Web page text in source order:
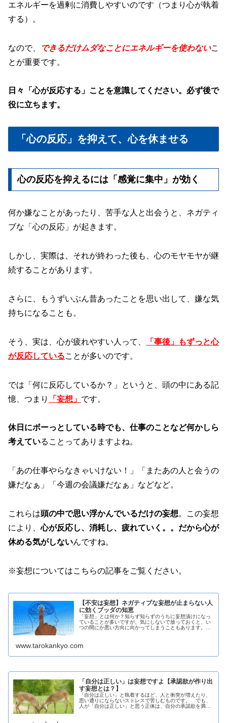
エネルギーを過剰に消費しやすいのです（つまり心が執着
する）。
なので、 できるだけムダなことにエネルギーを使わないこ
とが重要です。
日々「心が反応する」ことを意識してください。必ず後で
役に立ちます。
「心の反応」を抑えて、心を休ませる
心の反応を抑えるには「感覚に集中」が効く
何か嫌なことがあったり、苦手な人と出会うと、ネガティ
ブな「心の反応」が起きます。
しかし、実際は、それが終わった後も、心のモヤモヤが継
続することがあります。
さらに、もうずいぶん昔あったことを思い出して、嫌な気
持ちになることも。
そう、実は、心が疲れやすい人って、
「事後」もずっと心
が反応していることが多いのです。
では「何に反応しているか？」というと、頭の中にある記
憶、つまり
「妄想」 です。
休日にボーっとしている時でも、仕事のことなど何かしら
考えていることってありますよね。
「あの仕事やらなきゃいけない！」「またあの人と会うの
嫌だなぁ」「今週の会議嫌だなぁ」などなど。
これらは頭の中で思い浮かんでいるだけの妄想。この妄想
により、心が反応し、消耗し、疲れていく。。だから心が
休める気がしないんですね。
※妄想についてはこちらの記事をご覧ください。
【不安は妄想】ネガティブな妄想が止まらない人
に効くブッダの知恵
「妄想」とは何か？知らず知らずのうちに妄想漬けになっ
ていることが多いですが、気にしないで放っておくと、い
つの間にか悪い方向に向かってしまうこともあります。妄
www.tarokankyo.com
「自分は正しい」は妄想ですよ【承認欲が作り出
す妄想とは？】
「自分は正しい」と執着するほど、人と衝突が増えたり、
思い通りにならないストレスで苦しむものです。 でも、
人が「自分は正しい」と思う正体は、自分の承認欲を満た